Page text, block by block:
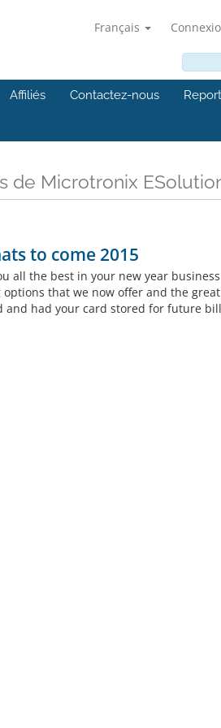
Français
Affiliés Contactez-nous
de Microtronix
to come 2015
all the best in your new year
that we now offer and the
and had your card stored for future